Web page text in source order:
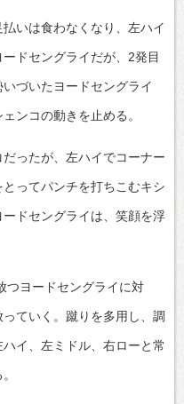
いは食わなくなり、左ハイ
ドセングライだが、2発目
づいたヨードセングライ
ンコの動きを止める。
ったが、左ハイでコーナー
ってパンチを打ちこむキシ
ドセングライは、笑顔を浮
つヨードセングライに対
ていく。蹴りを多用し、調
イ、左ミドル、右ローと常